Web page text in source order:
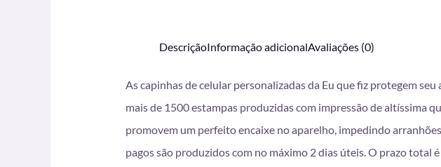
DescriçãoInformação adicionalAvaliações (0)
As capinhas de celular personalizadas da Eu que fiz protegem
mais de 1500 estampas produzidas com impressão de altíssima
promovem um perfeito encaixe no aparelho, impedindo
pagos são produzidos com no máximo 2 dias úteis. O prazo total